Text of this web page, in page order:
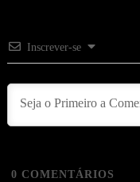
Inscrever-se
0 COMENTÁRIOS